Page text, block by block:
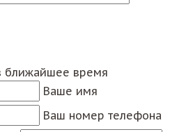
ближайшее время
Ваше имя
Ваш номер телефона